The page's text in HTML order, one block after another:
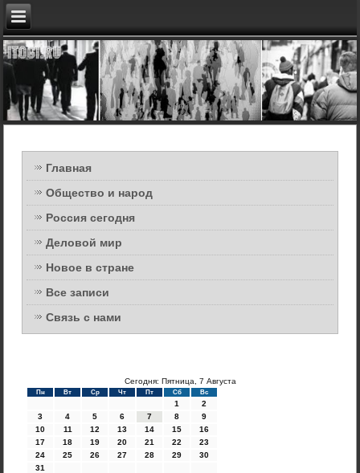
Главная
Общество и народ
Россия сегодня
Деловой мир
Новое в стране
Все записи
Связь с нами
Сегодня: Пятница, 7 Августа
Пн Вт Ср Чт Пт Сб Вс
1
2
3
4 5 6 7 8
9
10
11 12 13 14 15
16
17
18 19 20 21 22
23
24
25 26 27 28 29
30
31